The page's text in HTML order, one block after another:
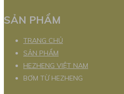
SẢN PHẨM
TRANG CHỦ
SẢN PHẨM
HEZHENG VIỆT NAM
BƠM TỪ HEZHENG